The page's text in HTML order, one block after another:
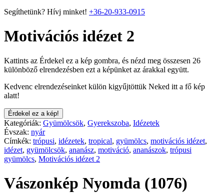
Segíthetünk? Hívj minket! +36-20-933-0915
Motivációs idézet 2
Kattints az Érdekel ez a kép gombra, és nézd meg összesen 26
különböző elrendezésben ezt a képünket az árakkal együtt.
Kedvenc elrendezéseinket külön kigyűjtöttük Neked itt a fő kép
alatt!
Érdekel ez a kép!
Kategóriák: Gyümölcsök, Gyerekszoba, Idézetek
Évszak: nyár
Címkék: trópusi, idézetek, tropical, gyümölcs, motivációs idézet,
idézet, gyümölcsök, ananász, motiváció, ananászok, trópusi
gyümölcs, Motivációs idézet 2
Vászonkép Nyomda (1076)